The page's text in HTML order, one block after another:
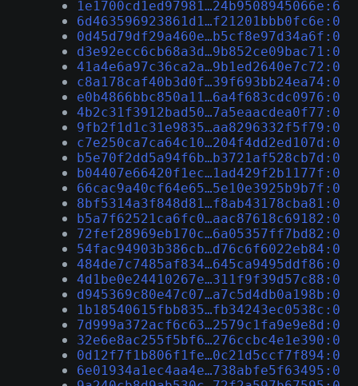
1e1700cd1ed97981…24b9508945066e:6
6d463596923861d1…f21201bbb0fc6e:0
0d45d79df29a460e…b5cf8e97d34a6f:0
d3e92ecc6cb68a3d…9b852ce09bac71:0
41a4e6a97c36ca2a…9b1ed2640e7c72:0
c8a178caf40b3d0f…39f693bb24ea74:0
e0b4866bbc850a11…6a4f683cdc0976:0
4b2c31f3912bad50…7a5eaacdea0f77:0
9fb2f1d1c31e9835…aa8296332f5f79:0
c7e250ca7ca64c10…204f4dd2ed107d:0
b5e70f2dd5a94f6b…b3721af528cb7d:0
b04407e66420f1ec…1ad429f2b1177f:0
66cac9a40cf64e65…5e10e3925b9b7f:0
8bf5314a3f848d81…f8ab43178cba81:0
b5a7f62521ca6fc0…aac87618c69182:0
72fef28969eb170c…6a05357ff7bd82:0
54fac94903b386cb…d76c6f6022eb84:0
484de7c7485af834…645ca9495ddf86:0
4d1be0e24410267e…311f9f39d57c88:0
d945369c80e47c07…a7c5d4db0a198b:0
1b18540615fbb835…fb34243ec0538c:0
7d999a372acf6c63…2579c1fa9e9e8d:0
32e6e8ac255f5bf6…276ccbc4e1e390:0
0d12f7f1b806f1fe…0c21d5ccf7f894:0
6e01934a1ec4aa4e…738abfe5f63495:0